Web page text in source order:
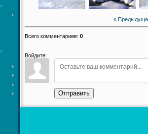
«
Всего комментариев: 0
Войдите:
Отправить